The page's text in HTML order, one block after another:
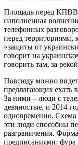
Площадь перед КПВВ
наполненная
телефонных
перед
«защиты от
говорит на
говорить там, за
Повсюду можно
предлагающих ехать
За ними – люди с
девяностые, и 2014
одновременно. Схема
эти люди способны
разграничения.
предписаниями: фура